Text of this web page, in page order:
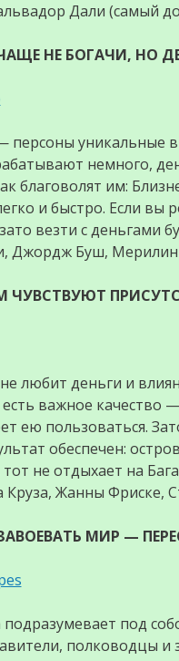
Дали (самый
НЕ БОГАЧИ, НО
уникальные в
немного,
благоволят им:
и быстро. Если вы
везти с деньгами
Джордж Буш,
ЧУВСТВУЮТ
любит деньги и
важное качество
ею пользоваться.
обеспечен:
не отдыхает на
Круза, Жанны Фриске,
МИР —
под
полководцы и